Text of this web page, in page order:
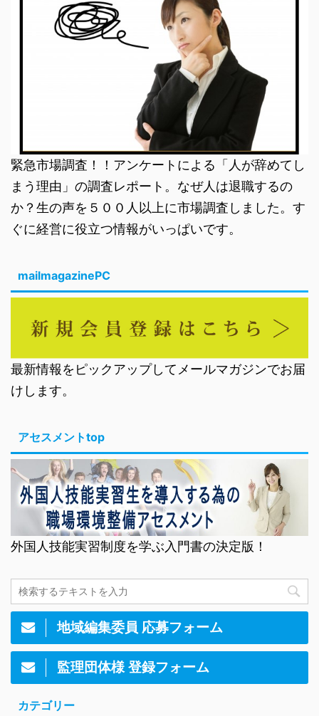
緊急市場調査！！アンケートによる「人が辞めてし
まう理由」の調査レポート。なぜ人は退職するの
か？生の声を５００人以上に市場調査しました。す
ぐに経営に役立つ情報がいっぱいです。
mailmagazinePC
最新情報をピックアップしてメールマガジンでお届
けします。
アセスメントtop
外国人技能実習制度を学ぶ入門書の決定版！
地域編集委員 応募フォーム
監理団体様 登録フォーム
カテゴリー